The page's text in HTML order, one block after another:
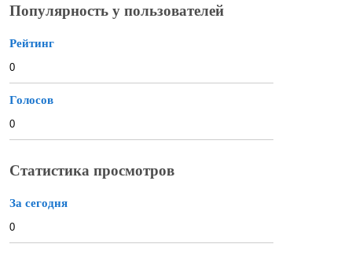
Популярность у пользователей
Рейтинг
0
Голосов
0
Статистика просмотров
За сегодня
0